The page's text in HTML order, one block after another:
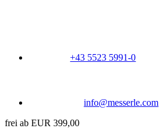
+43 5523 5991-0
info@messerle.com
frei ab EUR 399,00